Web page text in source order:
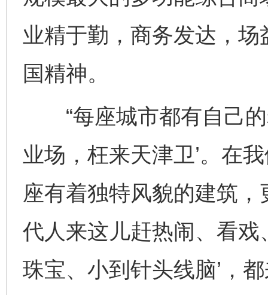
业精于勤，商务发达，
国精神。
“每座城市都有自己的
业场，枉来天津卫’。在
座有着独特风貌的建筑
代人来这儿赶热闹、看戏
珠宝、小到针头线脑’，